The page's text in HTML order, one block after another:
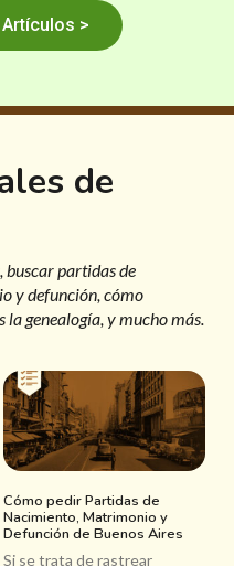
>
de
buscar partidas de
y defunción, cómo
la genealogía, y mucho más.
Cómo pedir Partidas de
Nacimiento, Matrimonio y
Defunción de Buenos Aires
Si se trata de rastrear